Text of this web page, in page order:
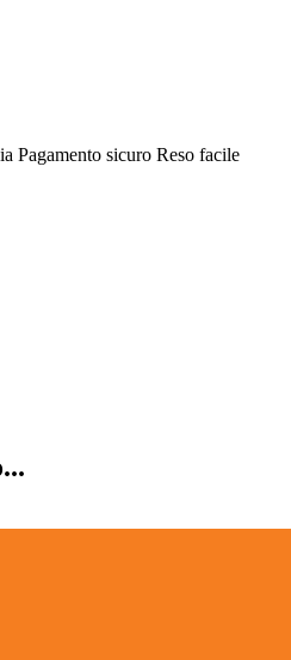
Pagamento sicuro Reso facile